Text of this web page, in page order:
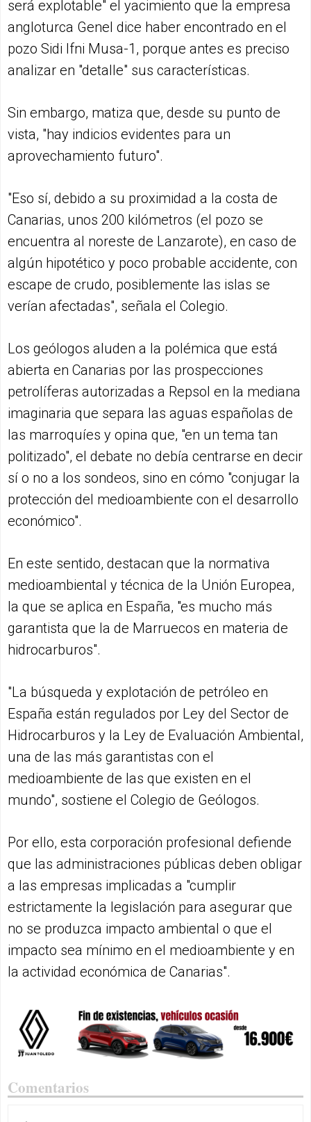
será explotable" el yacimiento que la empresa
angloturca Genel dice haber encontrado en el
pozo Sidi Ifni Musa-1, porque antes es preciso
analizar en "detalle" sus características.
Sin embargo, matiza que, desde su punto de
vista, "hay indicios evidentes para un
aprovechamiento futuro".
"Eso sí, debido a su proximidad a la costa de
Canarias, unos 200 kilómetros (el pozo se
encuentra al noreste de Lanzarote), en caso de
algún hipotético y poco probable accidente, con
escape de crudo, posiblemente las islas se
verían afectadas", señala el Colegio.
Los geólogos aluden a la polémica que está
abierta en Canarias por las prospecciones
petrolíferas autorizadas a Repsol en la mediana
imaginaria que separa las aguas españolas de
las marroquíes y opina que, "en un tema tan
politizado", el debate no debía centrarse en decir
sí o no a los sondeos, sino en cómo "conjugar la
protección del medioambiente con el desarrollo
económico".
En este sentido, destacan que la normativa
medioambiental y técnica de la Unión Europea,
la que se aplica en España, "es mucho más
garantista que la de Marruecos en materia de
hidrocarburos".
"La búsqueda y explotación de petróleo en
España están regulados por Ley del Sector de
Hidrocarburos y la Ley de Evaluación Ambiental,
una de las más garantistas con el
medioambiente de las que existen en el
mundo", sostiene el Colegio de Geólogos.
Por ello, esta corporación profesional defiende
que las administraciones públicas deben obligar
a las empresas implicadas a "cumplir
estrictamente la legislación para asegurar que
no se produzca impacto ambiental o que el
impacto sea mínimo en el medioambiente y en
la actividad económica de Canarias".
Comentarios